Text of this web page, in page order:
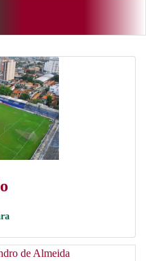
de Almeida